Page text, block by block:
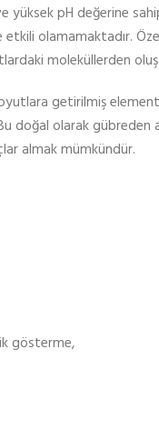
yüksek pH değerine
olamamaktadır.
moleküllerden
getirilmiş
doğal olarak
almak mümkündür.
gösterme,